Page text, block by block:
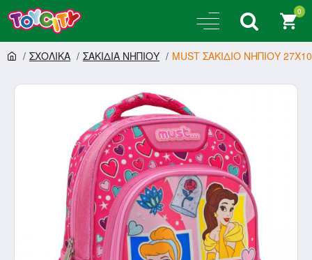
0
ΣΧΟΛΙΚΑ ΣΑΚΙΔΙΑ ΝΗΠΙΟΥ MUST ΣΑΚΙΔΙΟ ΝΗΠΙΟΥ